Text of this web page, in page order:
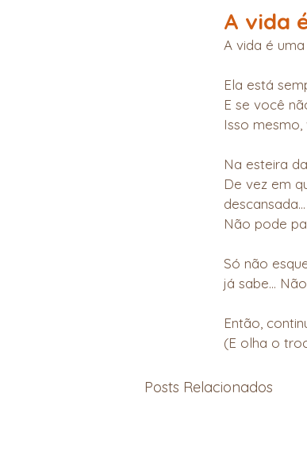
A vida
A vida é
Ela está
E se você
Isso
Na esteira
De vez em
Não pode
Só não
já sabe…
Então,
(E olha o
Posts Relacionados